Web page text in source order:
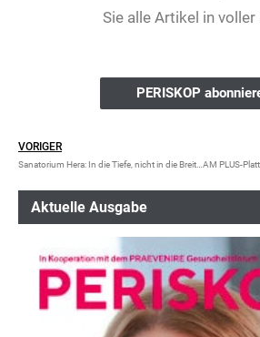
Sie alle Artikel in voller
PERISKOP
VORIGER
Aktuelle Ausgabe